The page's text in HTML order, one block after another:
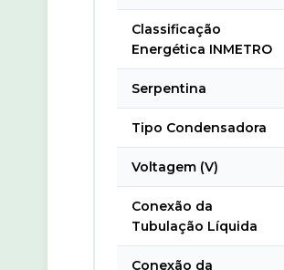
Classificação
Energética INMETRO
Serpentina
Tipo Condensadora
Voltagem (V)
Conexão da
Tubulação Líquida
Conexão da